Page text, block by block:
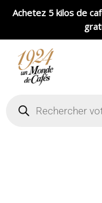
Achetez 5 kilos de
produits